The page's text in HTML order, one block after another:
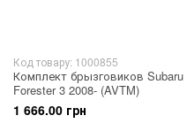
Код товару: 1000855
Комплект брызговиков Subaru
Forester 3 2008- (AVTM)
1 666.00 грн